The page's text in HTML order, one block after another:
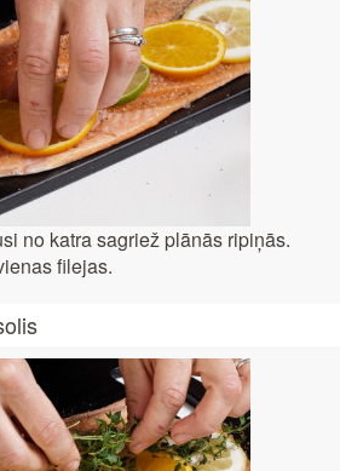
no katra sagriež plānās ripiņās.
filejas.